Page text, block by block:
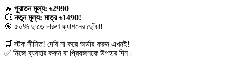
🔥 পুরাতন মূল্য: ৳2990
💥 নতুন মূল্য: মাত্র ৳1490!
🎯 ৫০% ছাড়ে দারুণ ফ্যাশনের ছোঁয়া!
🛒 স্টক সীমিত! দেরি না করে অর্ডার করুন এখনই!
✅ নিজে ব্যবহার করুন বা প্রিয়জনকে উপহার দিন।